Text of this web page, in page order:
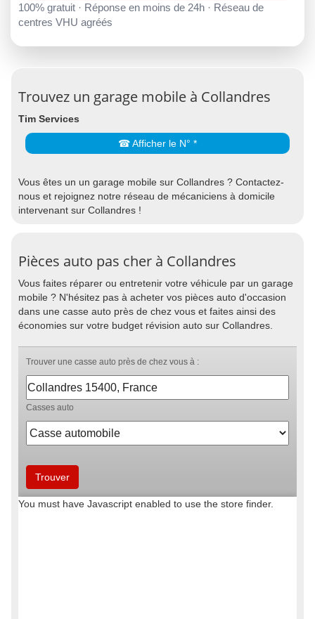
100% gratuit · Réponse en moins de 24h · Réseau de
centres VHU agréés
Trouvez un garage mobile à Collandres
Tim Services
☎ Afficher le N° *
Vous êtes un un garage mobile sur Collandres ? Contactez-
nous et rejoignez notre réseau de mécaniciens à domicile
intervenant sur Collandres !
Pièces auto pas cher à Collandres
Vous faites réparer ou entretenir votre véhicule par un garage
mobile ? N'hésitez pas à acheter vos pièces auto d'occasion
dans une casse auto près de chez vous et faites ainsi des
économies sur votre budget révision auto sur Collandres.